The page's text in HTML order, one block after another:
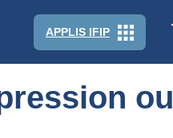
APPLIS IFIP
ou